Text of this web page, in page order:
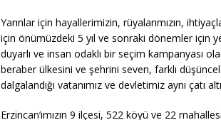
Yarınlar için hayallerimizin, rüyalarımızın,
için önümüzdeki 5 yıl ve sonraki dönemler için
duyarlı ve insan odaklı bir seçim kampanyası
beraber ülkesini ve şehrini seven, farklı
dalgalandığı vatanımız ve devletimiz aynı çatı
Erzincan’ımızın 9 ilçesi, 522 köyü ve 22